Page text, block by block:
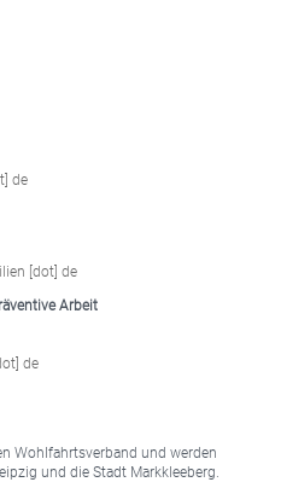
de
[dot] de
Arbeit
de
Wohlfahrtsverband und werden
und die Stadt Markkleeberg.